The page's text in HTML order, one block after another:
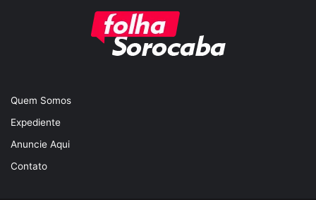
Quem Somos
Expediente
Anuncie Aqui
Contato